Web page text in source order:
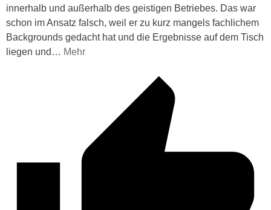
innerhalb und außerhalb des geistigen Betriebes. Das war
schon im Ansatz falsch, weil er zu kurz mangels fachlichem
Backgrounds gedacht hat und die Ergebnisse auf dem Tisch
liegen und … Mehr